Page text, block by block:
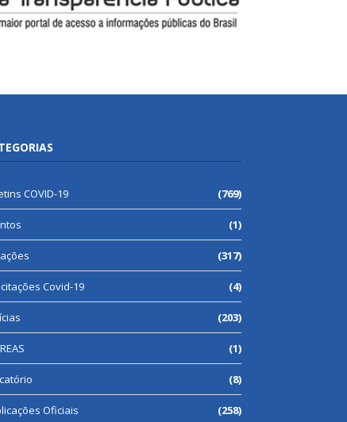
COVID-19 (769)
(1)
(317)
Covid-19 (4)
(203)
(1)
(8)
Oficiais (258)